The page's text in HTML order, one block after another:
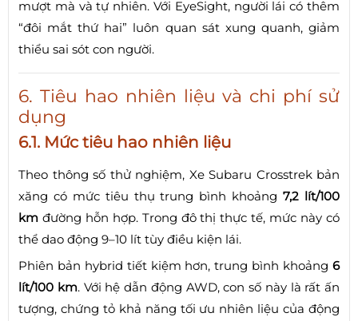
mượt mà và tự nhiên. Với EyeSight, người lái có thêm
“đôi mắt thứ hai” luôn quan sát xung quanh, giảm
thiểu sai sót con người.
6. Tiêu hao nhiên liệu và chi phí sử
dụng
6.1. Mức tiêu hao nhiên liệu
Theo thông số thử nghiệm, Xe Subaru Crosstrek bản
xăng có mức tiêu thụ trung bình khoảng7,2 lít/100
km đường hỗn hợp. Trong đô thị thực tế, mức này có
thể dao động 9–10 lít tùy điều kiện lái.
Phiên bản hybrid tiết kiệm hơn, trung bình khoảng 6
lít/100 km. Với hệ dẫn động AWD, con số này là rất ấn
tượng, chứng tỏ khả năng tối ưu nhiên liệu của động